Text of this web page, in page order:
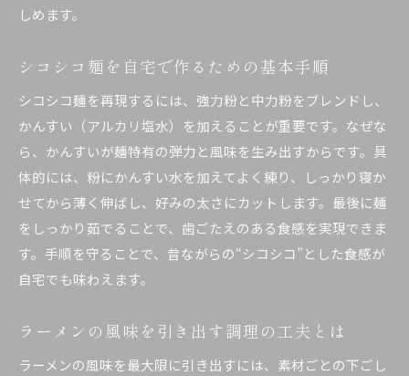
しめます。
シコシコ麺を自宅で作るための基本手順
シコシコ麺を再現するには、強力粉と中力粉をブレンドし、
かんすい（アルカリ塩水）を加えることが重要です。なぜな
ら、かんすいが麺特有の弾力と風味を生み出すからです。具
体的には、粉にかんすい水を加えてよく練り、しっかり寝か
せてから薄く伸ばし、好みの太さにカットします。最後に麺
をしっかり茹でることで、歯ごたえのある食感を実現できま
す。手順を守ることで、昔ながらの“シコシコ”とした食感が
自宅でも味わえます。
ラーメンの風味を引き出す調理の工夫とは
ラーメンの風味を最大限に引き出すには、素材ごとの下ごし